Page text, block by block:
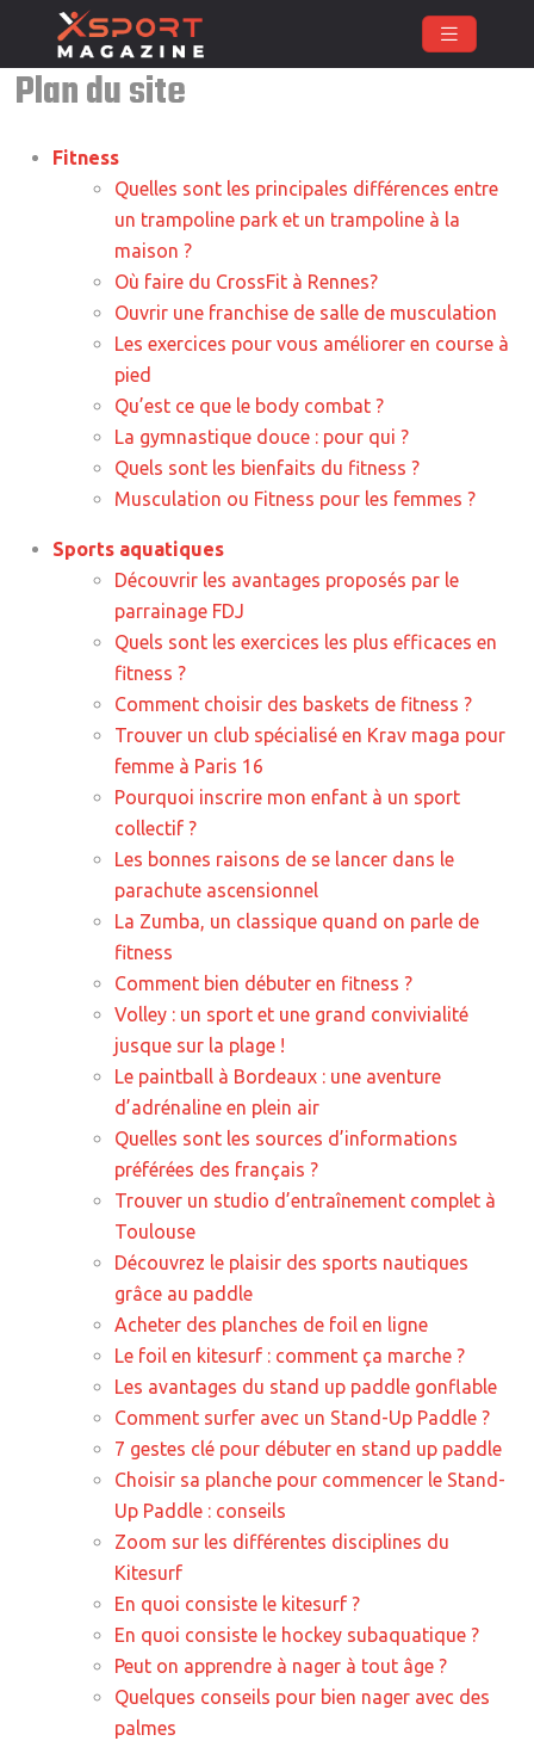
Plan du site
Fitness
Quelles sont les principales différences entre
un trampoline park et un trampoline à la
maison ?
Où faire du CrossFit à Rennes?
Ouvrir une franchise de salle de musculation
Les exercices pour vous améliorer en course à
pied
Qu’est ce que le body combat ?
La gymnastique douce : pour qui ?
Quels sont les bienfaits du fitness ?
Musculation ou Fitness pour les femmes ?
Sports aquatiques
Découvrir les avantages proposés par le
parrainage FDJ
Quels sont les exercices les plus efficaces en
fitness ?
Comment choisir des baskets de fitness ?
Trouver un club spécialisé en Krav maga pour
femme à Paris 16
Pourquoi inscrire mon enfant à un sport
collectif ?
Les bonnes raisons de se lancer dans le
parachute ascensionnel
La Zumba, un classique quand on parle de
fitness
Comment bien débuter en fitness ?
Volley : un sport et une grand convivialité
jusque sur la plage !
Le paintball à Bordeaux : une aventure
d’adrénaline en plein air
Quelles sont les sources d’informations
préférées des français ?
Trouver un studio d’entraînement complet à
Toulouse
Découvrez le plaisir des sports nautiques
grâce au paddle
Acheter des planches de foil en ligne
Le foil en kitesurf : comment ça marche ?
Les avantages du stand up paddle gonflable
Comment surfer avec un Stand-Up Paddle ?
7 gestes clé pour débuter en stand up paddle
Choisir sa planche pour commencer le Stand-
Up Paddle : conseils
Zoom sur les différentes disciplines du
Kitesurf
En quoi consiste le kitesurf ?
En quoi consiste le hockey subaquatique ?
Peut on apprendre à nager à tout âge ?
Quelques conseils pour bien nager avec des
palmes